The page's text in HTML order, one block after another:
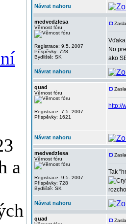
a
Návrat nahoru
medvedzlesa
Věrnost fóru
Registrace: 9.5. 2007
Příspěvky: 728
Bydliště: SK
Vďaka
No
ako
Návrat nahoru
quad
Věrnost fóru
Registrace: 7.5. 2007
Příspěvky: 1621
http://
Návrat nahoru
medvedzlesa
Věrnost fóru
Registrace: 9.5. 2007
Příspěvky: 728
Bydliště: SK
Tak
Návrat nahoru
quad